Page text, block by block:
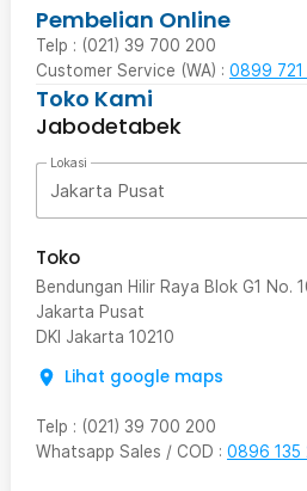
Pembelian Online
Telp : (021) 39 700 200
Customer Service (WA) : 0899
Toko Kami
Jabodetabek
Lokasi
Jakarta Pusat
Toko
Bendungan Hilir Raya Blok G1 No.
Jakarta Pusat
DKI Jakarta 10210
Lihat google maps
Telp : (021) 39 700 200
Whatsapp Sales / COD : 0896 135